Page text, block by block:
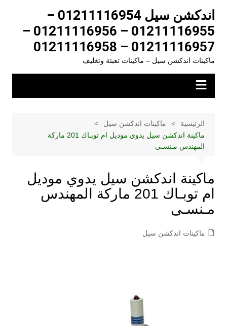
المحتوى
اندكشن سيل 01211116954 –
01211116955 – 01211116956 –
01211116957 – 01211116958
ماكينات اندكشن سيل – ماكينات تعبئة وتغليف
الرئيسية
ماكينات اندكشن سيل
ماكينة اندكشن سيل يدوي موديل ام توبـاك 201 ماركة
المهندس مـنسـى
ماكينة اندكشن سيل يدوي موديل
ام توبـاك 201 ماركة المهندس
مـنسـى
ماكينات اندكشن سيل